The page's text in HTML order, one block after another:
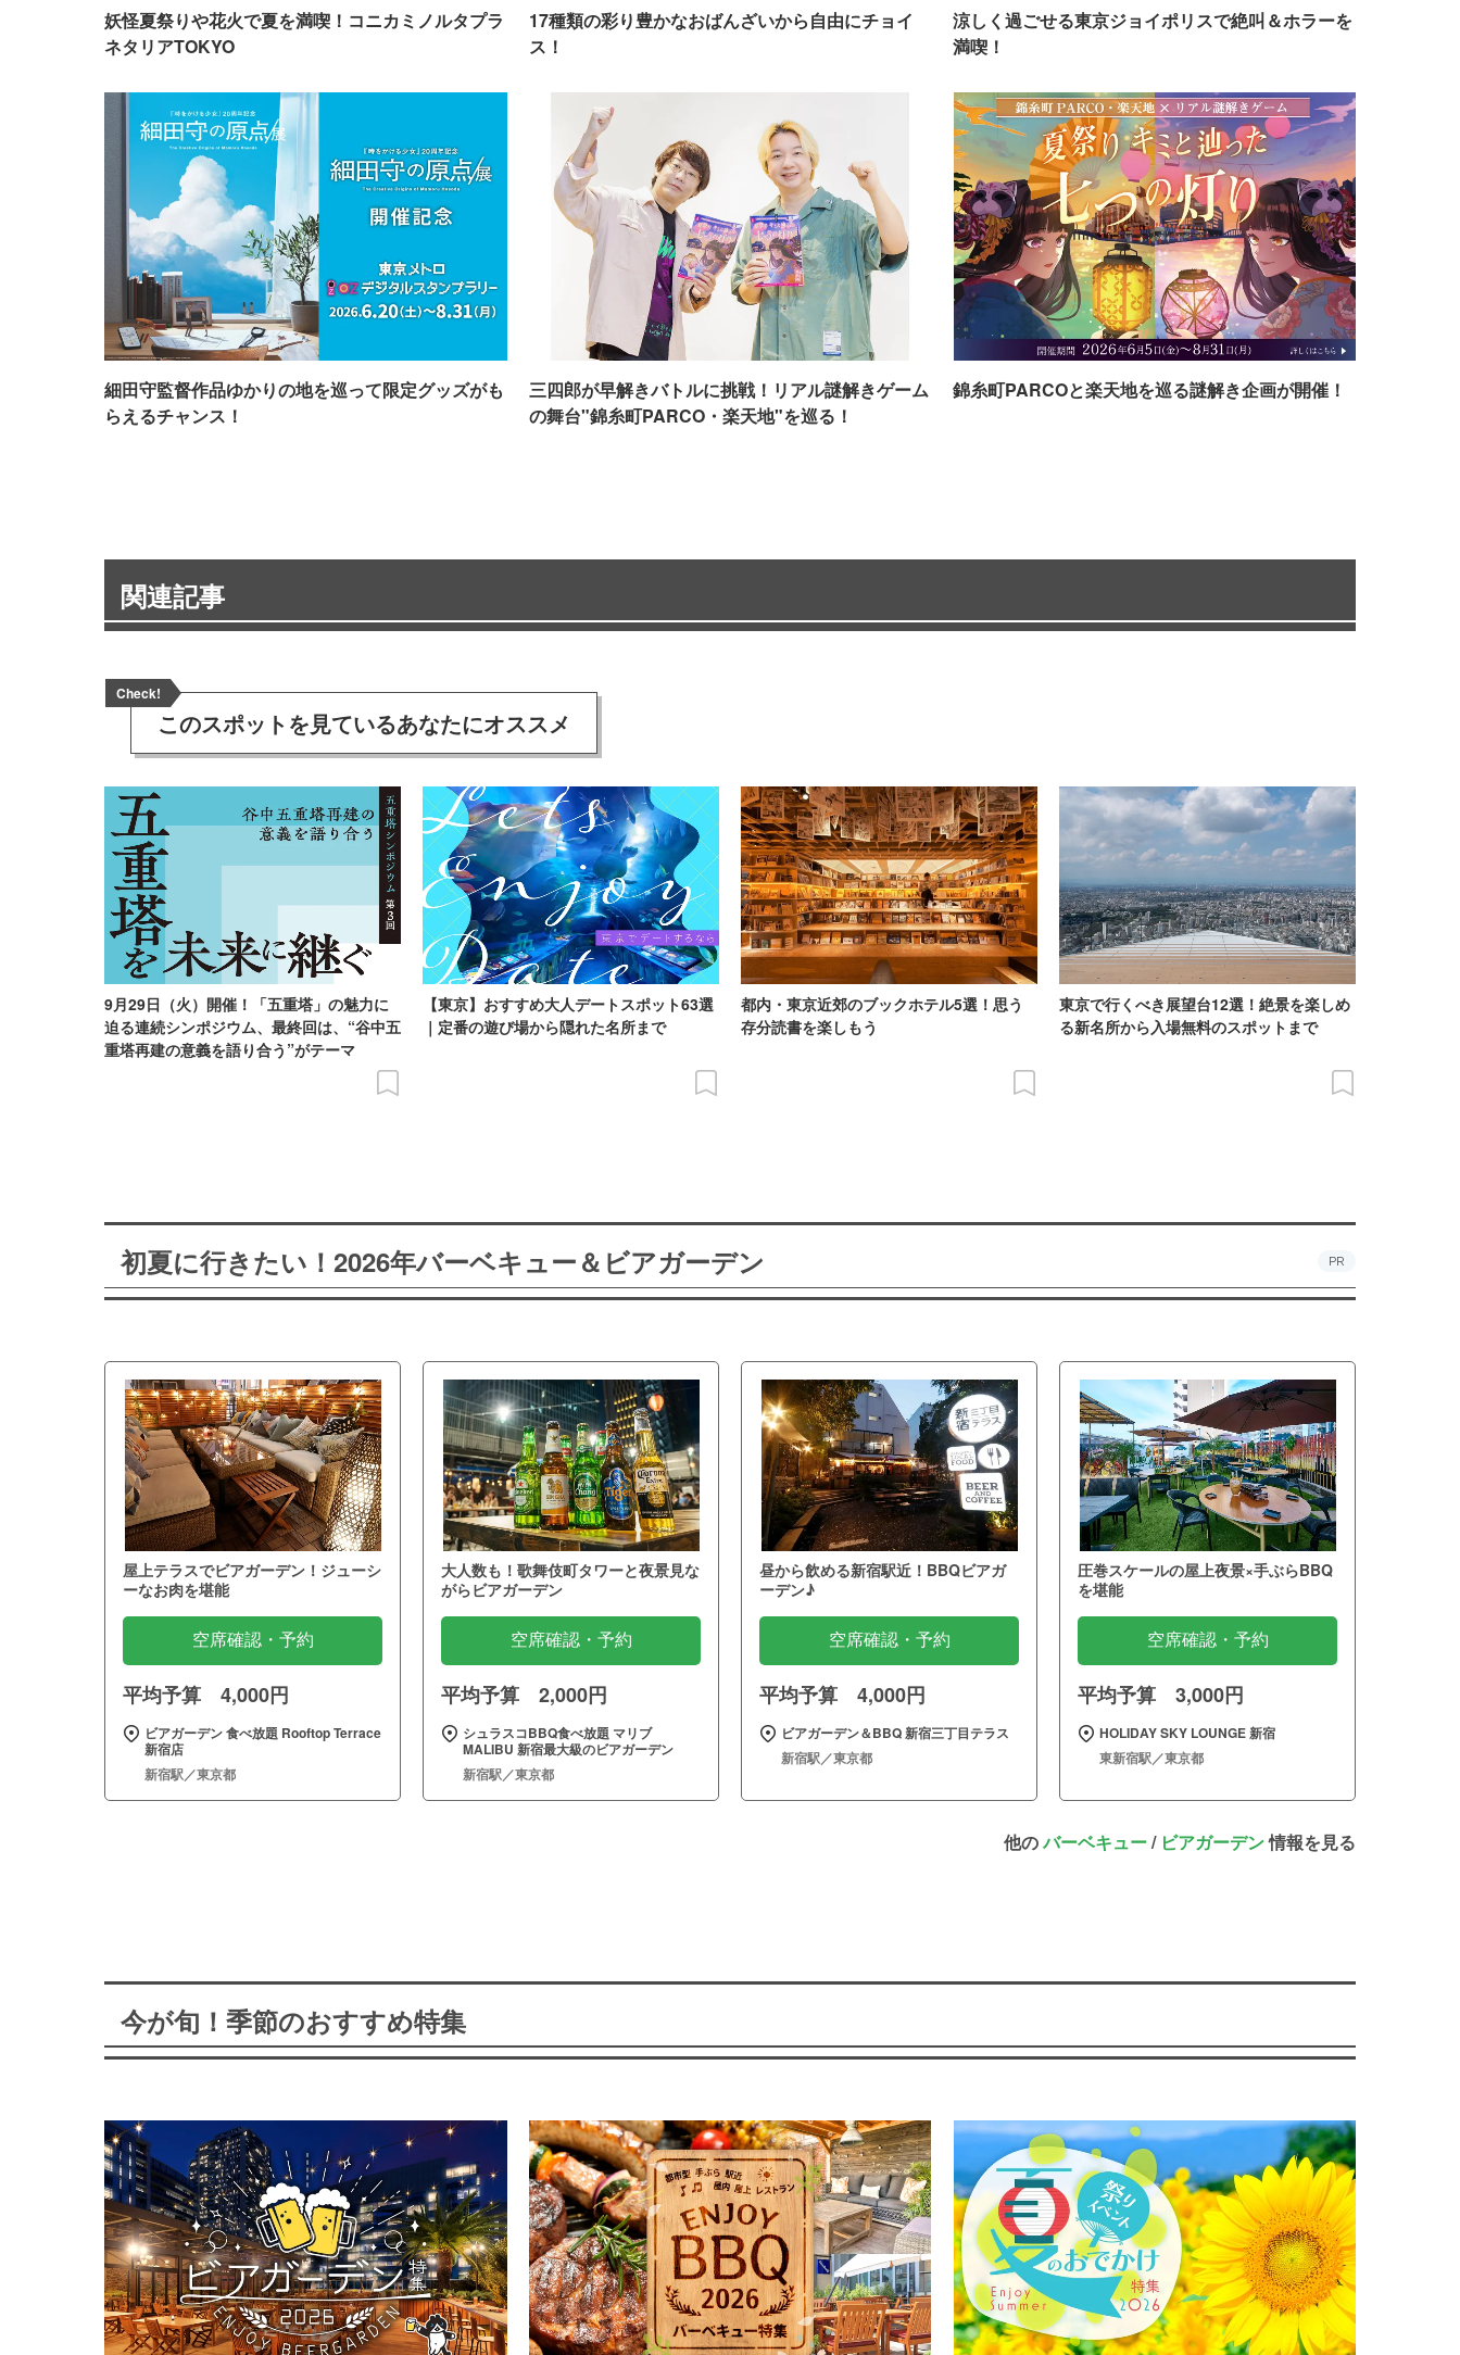
妖怪夏祭りや花火で夏を満喫！コニカミノルタプラ
ネタリアTOKYO
17種類の彩り豊かなおばんざいから自由にチョイ
ス！
涼しく過ごせる東京ジョイポリスで絶叫＆ホラーを
満喫！
細田守監督作品ゆかりの地を巡って限定グッズがも
らえるチャンス！
三四郎が早解きバトルに挑戦！リアル謎解きゲーム
の舞台"錦糸町PARCO・楽天地"を巡る！
錦糸町PARCOと楽天地を巡る謎解き企画が開催！
関連記事
Check!
このスポットを見ているあなたにオススメ
9月29日（火）開催！「五重塔」の魅力に
迫る連続シンポジウム、最終回は、“谷中五
重塔再建の意義を語り合う”がテーマ
【東京】おすすめ大人デートスポット63選
｜定番の遊び場から隠れた名所まで
都内・東京近郊のブックホテル5選！思う
存分読書を楽しもう
東京で行くべき展望台12選！絶景を楽しめ
る新名所から入場無料のスポットまで
初夏に行きたい！2026年バーベキュー＆ビアガーデン PR
屋上テラスでビアガーデン！ジューシ
ーなお肉を堪能
空席確認・予約
平均予算 4,000円
ビアガーデン 食べ放題 Rooftop Terrace
新宿店
新宿駅／東京都
大人数も！歌舞伎町タワーと夜景見な
がらビアガーデン
空席確認・予約
平均予算 2,000円
シュラスコBBQ食べ放題 マリブ
MALIBU 新宿最大級のビアガーデン
新宿駅／東京都
昼から飲める新宿駅近！BBQビアガ
ーデン♪
空席確認・予約
平均予算 4,000円
ビアガーデン＆BBQ 新宿三丁目テラス
新宿駅／東京都
圧巻スケールの屋上夜景×手ぶらBBQ
を堪能
空席確認・予約
平均予算 3,000円
HOLIDAY SKY LOUNGE 新宿
東新宿駅／東京都
他のバーベキュー/ ビアガーデン情報を見る
今が旬！季節のおすすめ特集